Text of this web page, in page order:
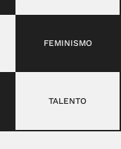
FEMINISMO
TALENTO